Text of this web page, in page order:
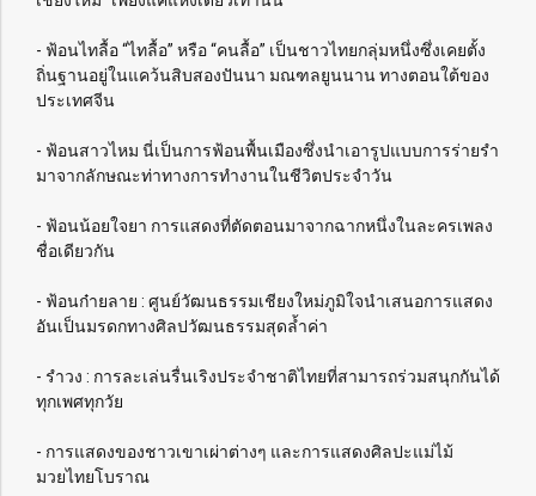
- ฟ้อนไทลื้อ “ไทลื้อ” หรือ “คนลื้อ” เป็นชาวไทยกลุ่มหนึ่งซึ่งเคยตั้ง
ถิ่นฐานอยู่ในแคว้นสิบสองปันนา มณฑลยูนนาน ทางตอนใต้ของ
ประเทศจีน
- ฟ้อนสาวไหม นี่เป็นการฟ้อนพื้นเมืองซึ่งนำเอารูปแบบการร่ายรำ
มาจากลักษณะท่าทางการทำงานในชีวิตประจำวัน
- ฟ้อนน้อยใจยา การแสดงที่ตัดตอนมาจากฉากหนึ่งในละครเพลง
ชื่อเดียวกัน
- ฟ้อนก๋ายลาย : ศูนย์วัฒนธรรมเชียงใหม่ภูมิใจนำเสนอการแสดง
อันเป็นมรดกทางศิลปวัฒนธรรมสุดล้ำค่า
- รำวง : การละเล่นรื่นเริงประจำชาติไทยที่สามารถร่วมสนุกกันได้
ทุกเพศทุกวัย
- การแสดงของชาวเขาเผ่าต่างๆ และการแสดงศิลปะแม่ไม้
มวยไทยโบราณ